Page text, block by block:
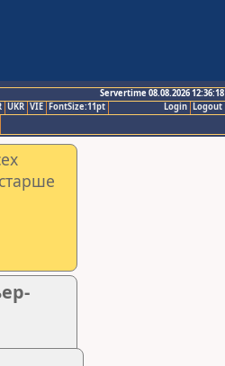
Servertime 08.08.2026 12:36:18
Logout
Login
UKR VIE FontSize:11pt